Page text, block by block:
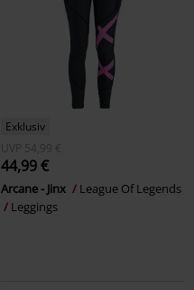
Exklusiv
UVP
54,99 €
44,99 €
Arcane - Jinx
League Of Legends
Leggings